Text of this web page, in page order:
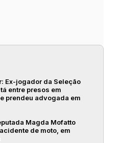
Ex-jogador da Seleção
entre presos em
prendeu advogada em
Magda Mofatto
de moto, em